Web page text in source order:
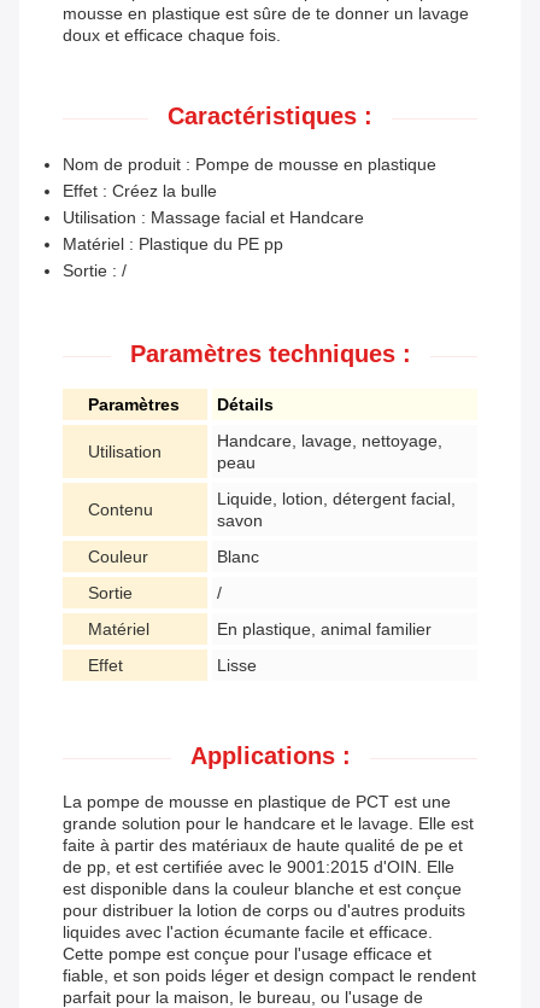
mousse en plastique est sûre de te donner un lavage
doux et efficace chaque fois.
Caractéristiques :
Nom de produit : Pompe de mousse en plastique
Effet : Créez la bulle
Utilisation : Massage facial et Handcare
Matériel : Plastique du PE pp
Sortie : /
Paramètres techniques :
Paramètres Détails
Utilisation
Handcare, lavage, nettoyage,
peau
Contenu
Liquide, lotion, détergent facial,
savon
Couleur
Blanc
Sortie
/
Matériel
En plastique, animal familier
Effet
Lisse
Applications :
La pompe de mousse en plastique de PCT est une
grande solution pour le handcare et le lavage. Elle est
faite à partir des matériaux de haute qualité de pe et
de pp, et est certifiée avec le 9001:2015 d'OIN. Elle
est disponible dans la couleur blanche et est conçue
pour distribuer la lotion de corps ou d'autres produits
liquides avec l'action écumante facile et efficace.
Cette pompe est conçue pour l'usage efficace et
fiable, et son poids léger et design compact le rendent
parfait pour la maison, le bureau, ou l'usage de